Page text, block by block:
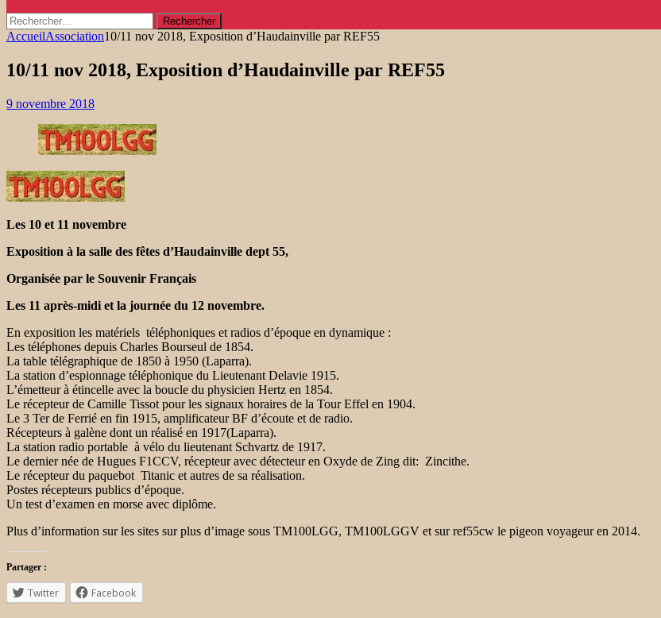
Rechercher :
AccueilAssociation10/11 nov 2018, Exposition d’Haudainville par REF55
10/11 nov 2018, Exposition d’Haudainville par REF55
9 novembre 2018
Les 10 et 11 novembre
Exposition à la salle des fêtes d’Haudainville dept 55,
Organisée par le Souvenir Français
Les 11 après-midi et la journée du 12 novembre.
En exposition les matériels téléphoniques et radios d’époque en dynamique :
Les téléphones depuis Charles Bourseul de 1854.
La table télégraphique de 1850 à 1950 (Laparra).
La station d’espionnage téléphonique du Lieutenant Delavie 1915.
L’émetteur à étincelle avec la boucle du physicien Hertz en 1854.
Le récepteur de Camille Tissot pour les signaux horaires de la Tour Effel en 1904.
Le 3 Ter de Ferrié en fin 1915, amplificateur BF d’écoute et de radio.
Récepteurs à galène dont un réalisé en 1917(Laparra).
La station radio portable à vélo du lieutenant Schvartz de 1917.
Le dernier née de Hugues F1CCV, récepteur avec détecteur en Oxyde de Zing dit: Zincithe.
Le récepteur du paquebot Titanic et autres de sa réalisation.
Postes récepteurs publics d’époque.
Un test d’examen en morse avec diplôme.
Plus d’information sur les sites sur plus d’image sous TM100LGG, TM100LGGV et sur ref55cw le pigeon voyageur en 2014.
Partager :
Twitter Facebook